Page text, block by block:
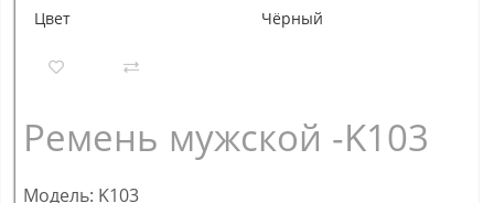
Цвет
Чёрный
Ремень мужской -K103
Модель: K103